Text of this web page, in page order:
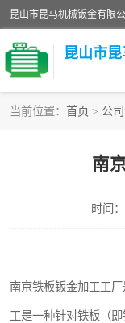
昆山市
当前位置： 首页 > 公
南
时间
南京铁板钣金加工工
工是一种针对铁板（
不锈钢钣金加工
大理石拼花钣金